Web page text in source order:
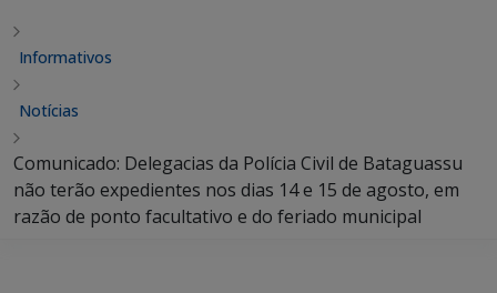
Informativos
Notícias
Comunicado: Delegacias da Polícia Civil de Bataguassu
não terão expedientes nos dias 14 e 15 de agosto, em
razão de ponto facultativo e do feriado municipal